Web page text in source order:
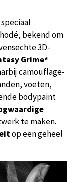
speciaal
bekend om
3D-
Grime*
camouflage-
voeten,
bodypaint
te maken.
op een geheel